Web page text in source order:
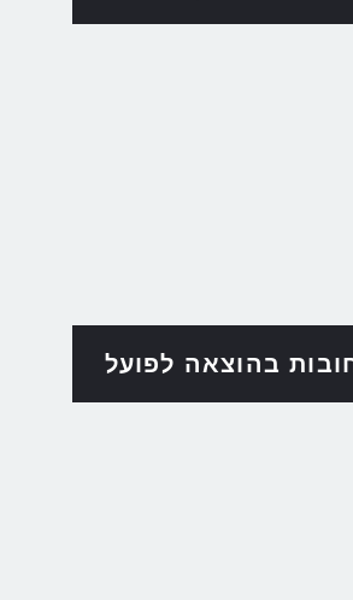
בהוצאה לפועל